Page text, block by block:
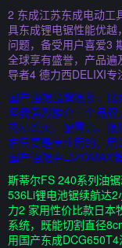
2 东成江苏东成电动工
具东成锂电锯性能优
问题，备受用户喜爱3
全球享有盛誉，产品
导者4 德力西DELIXI专
国产油锯品牌很多，
坚我强烈推介一个品
热机熄火，配置高，
右只要是专业用的，
国产油锯中马ZOMAX
斯蒂尔FS 240系列油
536Li锂电池锯续航达
力2 家用性价比款日本
系统，既能切割直径
用国产东成DCG650T4